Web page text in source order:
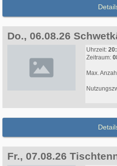
Do., 06.08.26
Uhrzeit:
Zeitraum:
Max.
Fr., 07.08.26